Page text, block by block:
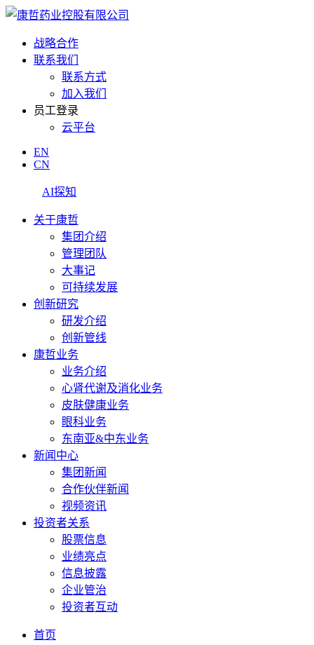
战略合作
联系我们
联系方式
加入我们
员工登录
云平台
EN
CN
AI探知
关于康哲
集团介绍
管理团队
大事记
可持续发展
创新研究
研发介绍
创新管线
康哲业务
业务介绍
心肾代谢及消化业务
皮肤健康业务
眼科业务
东南亚&中东业务
新闻中心
集团新闻
合作伙伴新闻
视频资讯
投资者关系
股票信息
业绩亮点
信息披露
企业管治
投资者互动
首页